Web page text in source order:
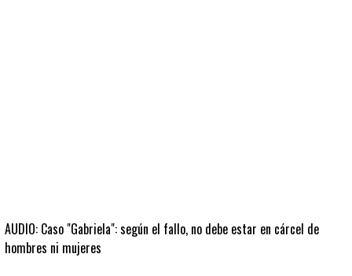
AUDIO: Caso "Gabriela": según el fallo, no debe estar en cárcel de
hombres ni mujeres